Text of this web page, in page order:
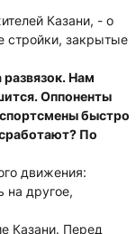
Казани, - о
стройки, закрытые
Нам
Оппоненты
быстро
По
движения:
на другое,
Казани. Перед